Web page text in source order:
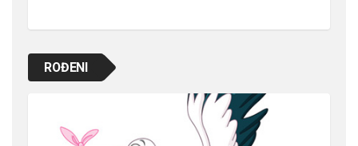
ROĐENI